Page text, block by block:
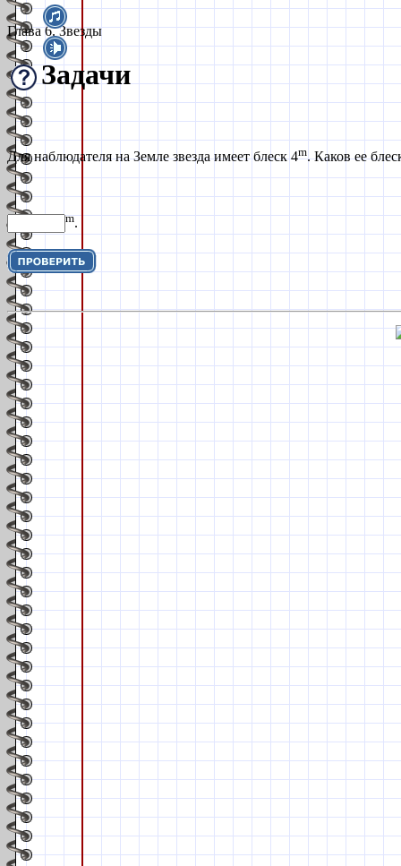
Глава 6. Звезды
Задачи
Для наблюдателя на Земле звезда имеет блеск 4m. Каков ее
m.